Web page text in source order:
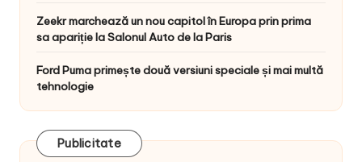
Zeekr marchează un nou capitol în Europa prin prima
sa apariție la Salonul Auto de la Paris
Ford Puma primește două versiuni speciale și mai multă
tehnologie
Publicitate